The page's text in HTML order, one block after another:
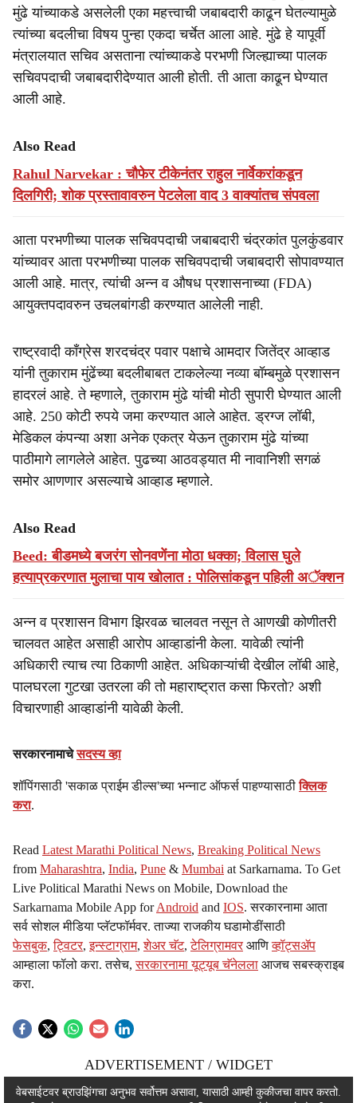
मुंढे यांच्याकडे असलेली एका महत्त्वाची जबाबदारी काढून घेतल्यामुळे
त्यांच्या बदलीचा विषय पुन्हा एकदा चर्चेत आला आहे. मुंढे हे यापूर्वी
मंत्रालयात सचिव असताना त्यांच्याकडे परभणी जिल्ह्याच्या पालक
सचिवपदाची जबाबदारीदेण्यात आली होती. ती आता काढून घेण्यात
आली आहे.
Also Read
Rahul Narvekar : चौफेर टीकेनंतर राहुल नार्वेकरांकडून
दिलगिरी; शोक प्रस्तावावरुन पेटलेला वाद 3 वाक्यांतच संपवला
आता परभणीच्या पालक सचिवपदाची जबाबदारी चंद्रकांत पुलकुंडवार
यांच्यावर आता परभणीच्या पालक सचिवपदाची जबाबदारी सोपावण्यात
आली आहे. मात्र, त्यांची अन्न व औषध प्रशासनाच्या (FDA)
आयुक्तपदावरुन उचलबांगडी करण्यात आलेली नाही.
राष्ट्रवादी काँग्रेस शरदचंद्र पवार पक्षाचे आमदार जितेंद्र आव्हाड
यांनी तुकाराम मुंढेंच्या बदलीबाबत टाकलेल्या नव्या बॉम्बमुळे प्रशासन
हादरलं आहे. ते म्हणाले, तुकाराम मुंढे यांची मोठी सुपारी घेण्यात आली
आहे. 250 कोटी रुपये जमा करण्यात आले आहेत. ड्रग्ज लॉबी,
मेडिकल कंपन्या अशा अनेक एकत्र येऊन तुकाराम मुंढे यांच्या
पाठीमागे लागलेले आहेत. पुढच्या आठवड्यात मी नावानिशी सगळं
समोर आणणार असल्याचे आव्हाड म्हणाले.
Also Read
Beed: बीडमध्ये बजरंग सोनवणेंना मोठा धक्का; विलास घुले
हत्याप्रकरणात मुलाचा पाय खोलात : पोलिसांकडून पहिली अॅक्शन
अन्न व प्रशासन विभाग झिरवळ चालवत नसून ते आणखी कोणीतरी
चालवत आहेत असाही आरोप आव्हाडांनी केला. यावेळी त्यांनी
अधिकारी त्याच त्या ठिकाणी आहेत. अधिकाऱ्यांची देखील लॉबी आहे,
पालघरला गुटखा उतरला की तो महाराष्ट्रात कसा फिरतो? अशी
विचारणाही आव्हाडांनी यावेळी केली.
सरकारनामाचेसदस्य व्हा
शॉपिंगसाठी 'सकाळ प्राईम डील्स'च्या भन्नाट ऑफर्स पाहण्यासाठीक्लिक
करा.
Read Latest Marathi Political News, Breaking Political News
from Maharashtra, India, Pune & Mumbai at Sarkarnama. To Get
Live Political Marathi News on Mobile, Download the
Sarkarnama Mobile App forAndroid and IOS. सरकारनामा आता
सर्व सोशल मीडिया प्लॅटफॉर्मवर. ताज्या राजकीय घडामोडींसाठी
फेसबुक,ट्विटर,इन्स्टाग्राम,शेअर चॅट,टेलिग्रामवर आणिव्हॉट्सॲप
आम्हाला फॉलो करा. तसेच,सरकारनामा यूट्यूब चॅनेलला आजच सबस्क्राइब
करा.
ADVERTISEMENT / WIDGET
ADVERTISEMENT / WIDGET
वेबसाईटवर ब्राउझिंगचा अनुभव सर्वोत्तम असावा, यासाठी आम्ही कुकीजचा वापर करतो.